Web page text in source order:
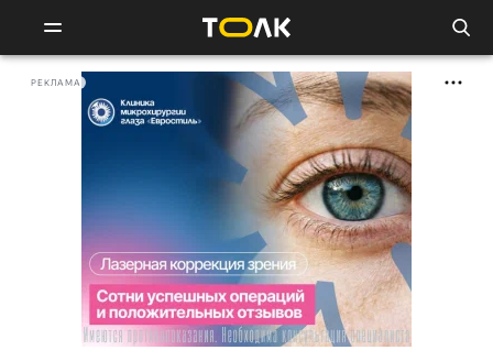
РЕКЛАМА